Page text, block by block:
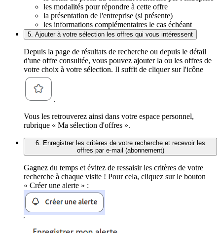
les modalités pour répondre à cette offre
la présentation de l'entreprise (si présente)
les informations complémentaires le cas échéant
5. Ajouter à votre sélection les offres qui vous intéressent
Depuis la page de résultats de recherche ou depuis le détail
d'une offre consultée, vous pouvez ajouter la ou les offres de
votre choix à votre sélection. Il suffit de cliquer sur l'icône
.
Vous les retrouverez ainsi dans votre espace personnel,
rubrique « Ma sélection d'offres ».
6. Enregistrer les critères de votre recherche et recevoir les
offres par e-mail (abonnement)
Gagnez du temps et évitez de ressaisir les critères de votre
recherche à chaque visite ! Pour cela, cliquez sur le bouton
« Créer une alerte » :